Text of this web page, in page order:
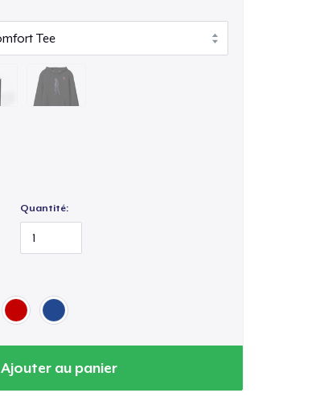
Quantité:
Ajouter au panier